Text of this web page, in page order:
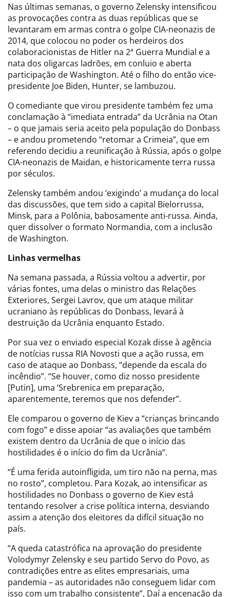
Nas últimas semanas, o governo Zelensky intensificou
as provocações contra as duas repúblicas que se
levantaram em armas contra o golpe CIA-neonazis de
2014, que colocou no poder os herdeiros dos
colaboracionistas de Hitler na 2ª Guerra Mundial e a
nata dos oligarcas ladrões, em conluio e aberta
participação de Washington. Até o filho do então vice-
presidente Joe Biden, Hunter, se lambuzou.
O comediante que virou presidente também fez uma
conclamação à “imediata entrada” da Ucrânia na Otan
– o que jamais seria aceito pela população do Donbass
– e andou prometendo “retomar a Crimeia”, que em
referendo decidiu a reunificação à Rússia, após o golpe
CIA-neonazis de Maidan, e historicamente terra russa
por séculos.
Zelensky também andou ‘exigindo’ a mudança do local
das discussões, que tem sido a capital Bielorrussa,
Minsk, para a Polônia, babosamente anti-russa. Ainda,
quer dissolver o formato Normandia, com a inclusão
de Washington.
Linhas vermelhas
Na semana passada, a Rússia voltou a advertir, por
várias fontes, uma delas o ministro das Relações
Exteriores, Sergei Lavrov, que um ataque militar
ucraniano às repúblicas do Donbass, levará à
destruição da Ucrânia enquanto Estado.
Por sua vez o enviado especial Kozak disse à agência
de notícias russa RIA Novosti que a ação russa, em
caso de ataque ao Donbass, “depende da escala do
incêndio”. “Se houver, como diz nosso presidente
[Putin], uma ‘Srebrenica em preparação,
aparentemente, teremos que nos defender”.
Ele comparou o governo de Kiev a “crianças brincando
com fogo” e disse apoiar “as avaliações que também
existem dentro da Ucrânia de que o início das
hostilidades é o início do fim da Ucrânia”.
“É uma ferida autoinfligida, um tiro não na perna, mas
no rosto”, completou. Para Kozak, ao intensificar as
hostilidades no Donbass o governo de Kiev está
tentando resolver a crise política interna, desviando
assim a atenção dos eleitores da difícil situação no
país.
“A queda catastrófica na aprovação do presidente
Volodymyr Zelensky e seu partido Servo do Povo, as
contradições entre as elites empresariais, uma
pandemia – as autoridades não conseguem lidar com
isso com um trabalho consistente”, Daí a encenação da